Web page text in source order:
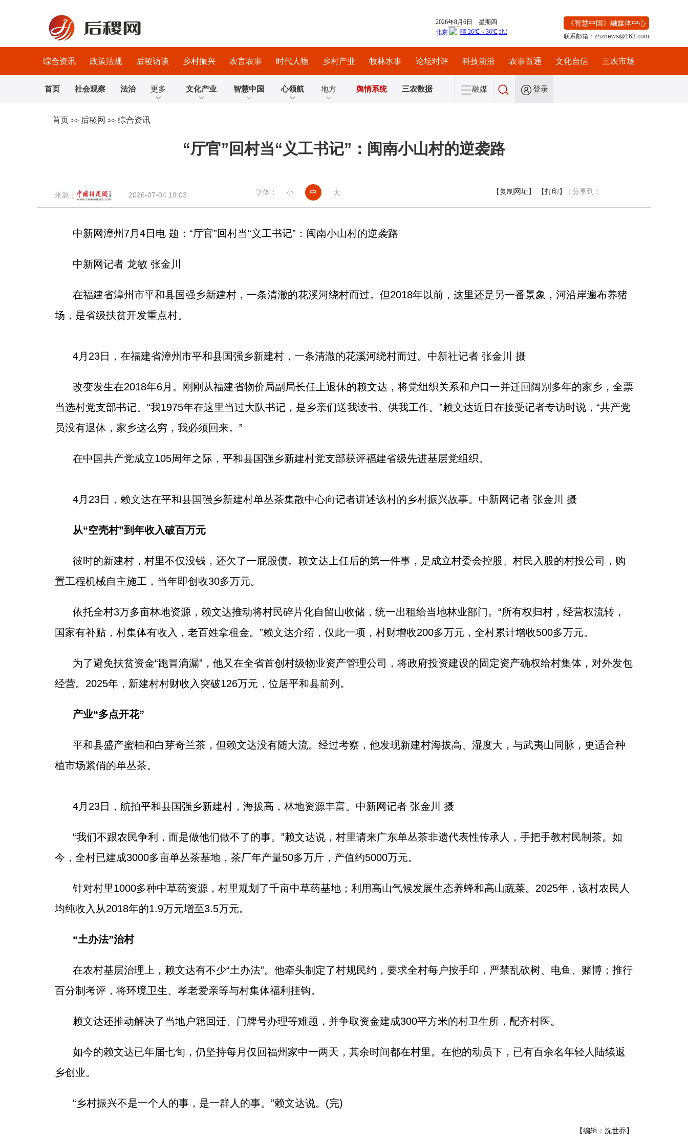
《智慧中国》融媒体中心
联系邮箱：zhznews@163.com
综合资讯 政策法规 后稷访谈 乡村振兴 农言农事 时代人物 乡村产业 牧林水事 论坛时评 科技前沿 农事百通 文化自信 三农市场
首页 社会观察 法治 更多 文化产业 智慧中国 心领航 地方 舆情系统 三农数据 融媒 登录
首页 >> 后稷网 >> 综合资讯
“厅官”回村当“义工书记”：闽南小山村的逆袭路
来源： 2026-07-04 19:03 字体： 小 中 大 【复制网址】 【打印】 | 分享到：
中新网漳州7月4日电 题：“厅官”回村当“义工书记”：闽南小山村的逆袭路
中新网记者 龙敏 张金川
在福建省漳州市平和县国强乡新建村，一条清澈的花溪河绕村而过。但2018年以前，这里还是另一番景象，河沿岸遍布养猪
场，是省级扶贫开发重点村。
4月23日，在福建省漳州市平和县国强乡新建村，一条清澈的花溪河绕村而过。中新社记者 张金川 摄
改变发生在2018年6月。刚刚从福建省物价局副局长任上退休的赖文达，将党组织关系和户口一并迁回阔别多年的家乡，全票
当选村党支部书记。“我1975年在这里当过大队书记，是乡亲们送我读书、供我工作。”赖文达近日在接受记者专访时说，“共产党
员没有退休，家乡这么穷，我必须回来。”
在中国共产党成立105周年之际，平和县国强乡新建村党支部获评福建省级先进基层党组织。
4月23日，赖文达在平和县国强乡新建村单丛茶集散中心向记者讲述该村的乡村振兴故事。中新网记者 张金川 摄
从“空壳村”到年收入破百万元
彼时的新建村，村里不仅没钱，还欠了一屁股债。赖文达上任后的第一件事，是成立村委会控股、村民入股的村投公司，购
置工程机械自主施工，当年即创收30多万元。
依托全村3万多亩林地资源，赖文达推动将村民碎片化自留山收储，统一出租给当地林业部门。“所有权归村，经营权流转，
国家有补贴，村集体有收入，老百姓拿租金。”赖文达介绍，仅此一项，村财增收200多万元，全村累计增收500多万元。
为了避免扶贫资金“跑冒滴漏”，他又在全省首创村级物业资产管理公司，将政府投资建设的固定资产确权给村集体，对外发包
经营。2025年，新建村村财收入突破126万元，位居平和县前列。
产业“多点开花”
平和县盛产蜜柚和白芽奇兰茶，但赖文达没有随大流。经过考察，他发现新建村海拔高、湿度大，与武夷山同脉，更适合种
植市场紧俏的单丛茶。
4月23日，航拍平和县国强乡新建村，海拔高，林地资源丰富。中新网记者 张金川 摄
“我们不跟农民争利，而是做他们做不了的事。”赖文达说，村里请来广东单丛茶非遗代表性传承人，手把手教村民制茶。如
今，全村已建成3000多亩单丛茶基地，茶厂年产量50多万斤，产值约5000万元。
针对村里1000多种中草药资源，村里规划了千亩中草药基地；利用高山气候发展生态养蜂和高山蔬菜。2025年，该村农民人
均纯收入从2018年的1.9万元增至3.5万元。
“土办法”治村
在农村基层治理上，赖文达有不少“土办法”。他牵头制定了村规民约，要求全村每户按手印，严禁乱砍树、电鱼、赌博；推行
百分制考评，将环境卫生、孝老爱亲等与村集体福利挂钩。
赖文达还推动解决了当地户籍回迁、门牌号办理等难题，并争取资金建成300平方米的村卫生所，配齐村医。
如今的赖文达已年届七旬，仍坚持每月仅回福州家中一两天，其余时间都在村里。在他的动员下，已有百余名年轻人陆续返
乡创业。
“乡村振兴不是一个人的事，是一群人的事。”赖文达说。(完)
【编辑：沈世乔】